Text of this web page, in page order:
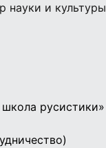
науки и культуры
русистики»